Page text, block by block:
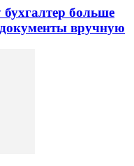
больше
вручную